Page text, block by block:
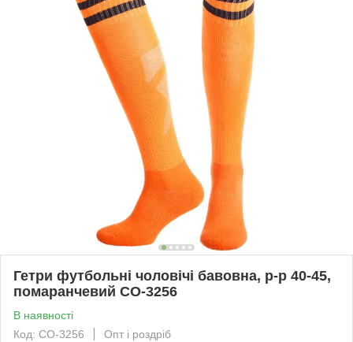
Гетри футбольні чоловічі бавовна, р-р 40-45,
помаранчевий CO-3256
В наявності
Код: CO-3256
Опт і роздріб